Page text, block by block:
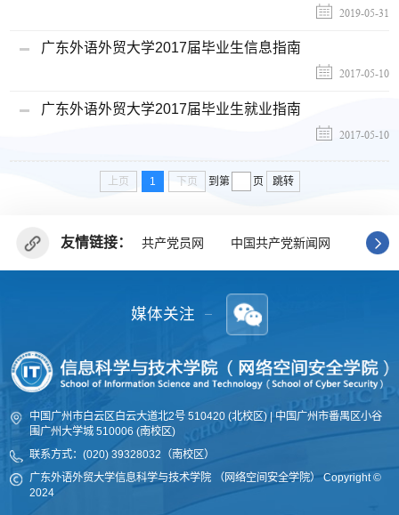
2019-05-31
广东外语外贸大学2017届毕业生信息指南
2017-05-10
广东外语外贸大学2017届毕业生就业指南
2017-05-10
上页 1 下页 到第 页 跳转
友情链接： 共产党员网 中国共产党新闻网 广东
中国广州市白云区白云大道北2号 510420 (北校区) | 中国广州市番禺区小谷
围广州大学城 510006 (南校区)
联系方式：(020) 39328032（南校区）
广东外语外贸大学信息科学与技术学院 （网络空间安全学院）Copyright ©
2024
媒体关注